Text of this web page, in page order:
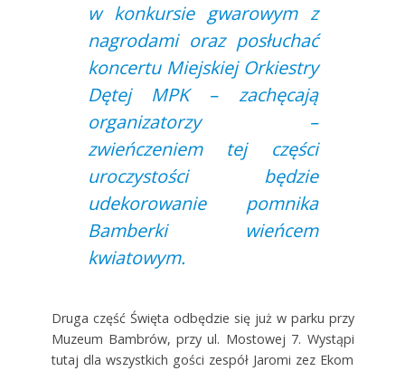
w konkursie gwarowym z
nagrodami oraz posłuchać
koncertu Miejskiej Orkiestry
Dętej MPK – zachęcają
organizatorzy –
zwieńczeniem tej części
uroczystości będzie
udekorowanie pomnika
Bamberki wieńcem
kwiatowym.
Druga część Święta odbędzie się już w parku przy
Muzeum Bambrów, przy ul. Mostowej 7. Wystąpi
tutaj dla wszystkich gości zespół Jaromi zez Ekom